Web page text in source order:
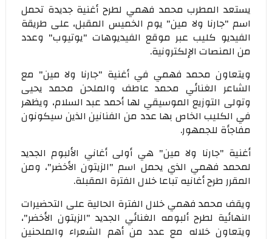
يستعد المطرب محمد فهمي لطرح أغنية جديدة تحمل
اسم "جارنا ولا مين" يوم الخميس المقبل، على طريقة
الفيديو كليب عبر موقع الفيديوهات "يوتيوب" وعدد
من المنصات الإلكترونية.
ويتعاون محمد فهمي في أغنية "جارنا ولا مين" مع
الشاعر الغنائي محمد عاطف والملحن محمد يحيى
وتولى التوزيع الموسيقي لها أحمد عبد السلام، ويظهر
في الكليب الخاص بها عدد من الفنانين الذين سيكونون
مفاجأة للجمهور.
أغنية "جارنا ولا مين" هي أولى أغاني الألبوم الجديد
لمحمد فهمي الذي يحمل اسم "الزيتون الأخضر"، ومن
المقرر طرح أغانيه تباعا خلال الفترة المقبلة.
ويقف محمد فهمي خلال الفترة الحالية على التحضيرات
النهائية لطرح ألبومه الغنائي الجديد "الزيتون الأخضر"،
ويتعاون خلاله مع عدد من أهم الشعراء والملحنين